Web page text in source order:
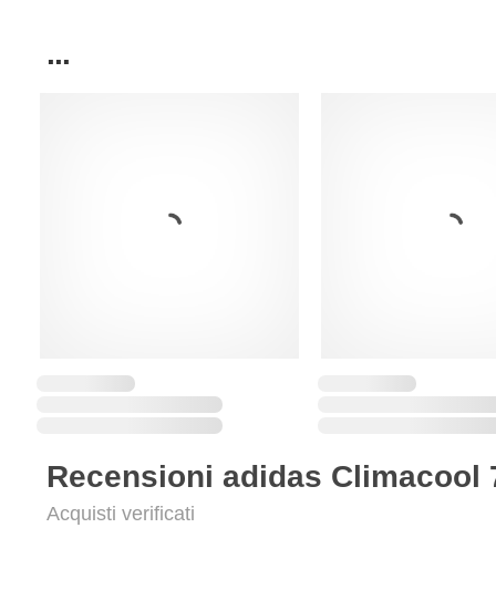
...
Recensioni adidas Climacool
Acquisti verificati